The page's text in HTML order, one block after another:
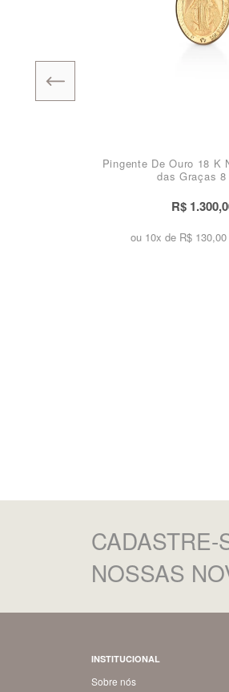
Pingente De Ouro 18 K
das Graças 8
R$
ou 10x de R$
CADASTRE-
NOSSAS
INSTITUCIONAL
Sobre nós